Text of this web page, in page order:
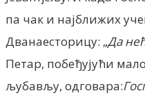
па чак и најближих
Дванаесторицу: „Да
Петар, побеђујући
љубављу, одговара: